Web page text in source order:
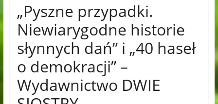
„Pyszne przypadki.
Niewiarygodne historie
słynnych dań” i „40 haseł
o demokracji” –
Wydawnictwo DWIE